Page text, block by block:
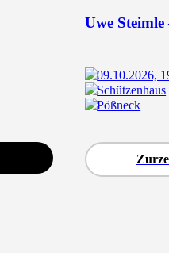
Uwe
09.10.2026,
Schützenhaus
Pößneck